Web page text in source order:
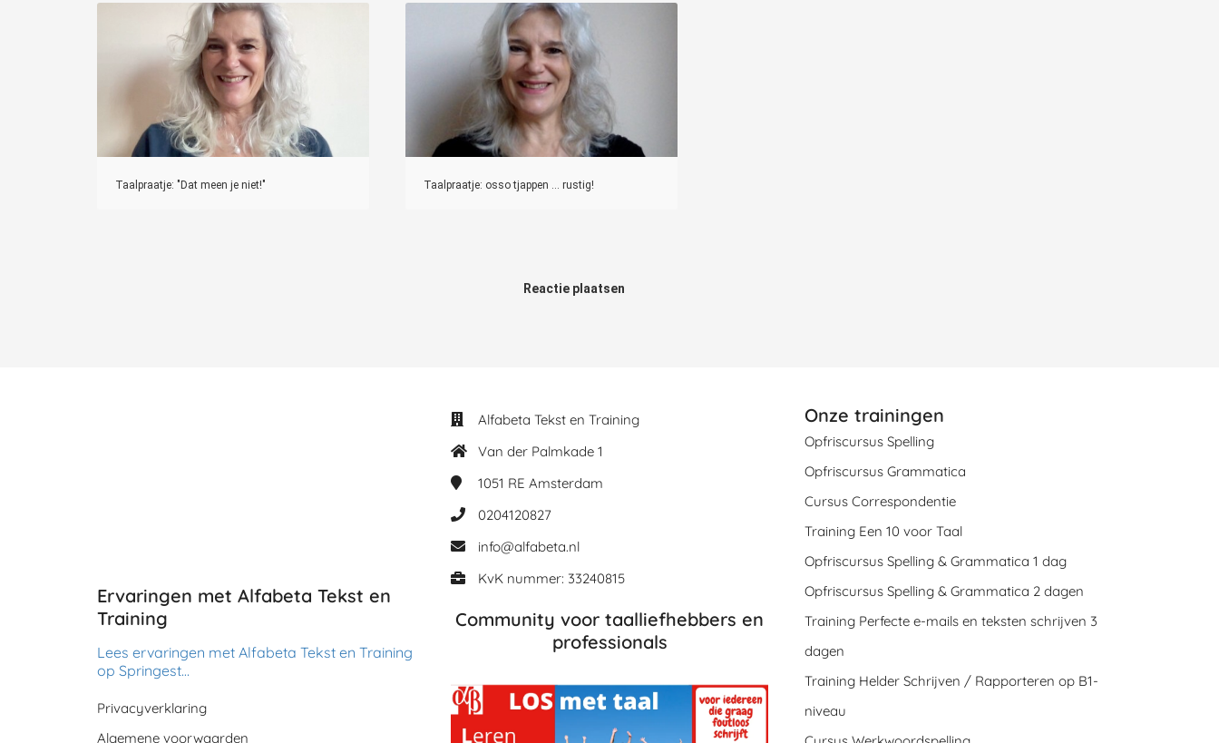
Taalpraatje: "Dat meen je niet!" Taalpraatje: osso tjappen ... rustig!
Reactie plaatsen
Ervaringen met Alfabeta Tekst en
Training
Lees ervaringen met Alfabeta Tekst en Training
op Springest…
Privacyverklaring
Algemene voorwaarden
Alfabeta Tekst en Training
Van der Palmkade 1
1051 RE Amsterdam
0204120827
info@alfabeta.nl
KvK nummer: 33240815
Community voor taalliefhebbers en
professionals
Onze trainingen
Opfriscursus Spelling
Opfriscursus Grammatica
Cursus Correspondentie
Training Een 10 voor Taal
Opfriscursus Spelling & Grammatica 1 dag
Opfriscursus Spelling & Grammatica 2 dagen
Training Perfecte e-mails en teksten schrijven 3
dagen
Training Helder Schrijven / Rapporteren op B1-
niveau